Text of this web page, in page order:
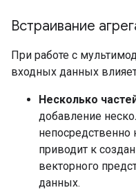
Встраивание
При работе с
входных данных
Несколько
добавление
непосредственно
приводит к
векторного
данных.